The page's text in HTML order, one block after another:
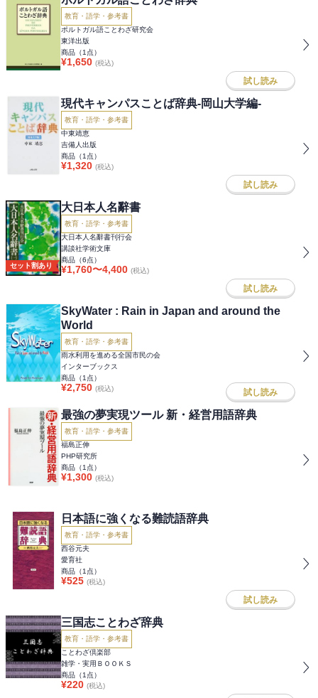
教育・語学・参考書
ポルトガル語ことわざ研究会
東洋出版
商品（1 点）
¥1,650 (税込)
試し読み
現代キャンパスことば辞典-岡山大学編-
教育・語学・参考書
中東靖恵
吉備人出版
商品（1 点）
¥1,320 (税込)
試し読み
セット割あり
大日本人名辭書
教育・語学・参考書
大日本人名辭書刊行会
講談社学術文庫
商品（6点）
¥1,760〜4,400 (税込)
試し読み
SkyWater : Rain in Japan and around the
World
教育・語学・参考書
雨水利用を進める全国市民の会
インターブックス
商品（1 点）
¥2,750 (税込) 試し読み
最強の夢実現ツール 新・経営用語辞典
教育・語学・参考書
福島正伸
PHP研究所
商品（1 点）
¥1,300 (税込)
日本語に強くなる難読語辞典
教育・語学・参考書
西谷元夫
愛育社
商品（1 点）
¥525 (税込)
試し読み
三国志ことわざ辞典
教育・語学・参考書
ことわざ倶楽部
雑学・実用ＢＯＯＫＳ
商品（1 点）
¥220 (税込)